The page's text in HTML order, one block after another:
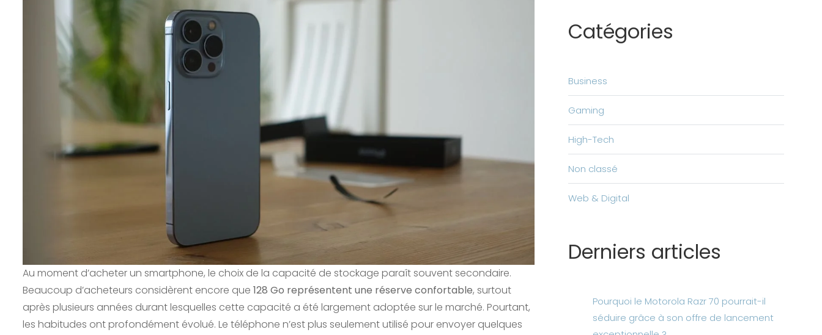
Au moment d’acheter un smartphone, le choix de la capacité de stockage paraît souvent secondaire.
Beaucoup d’acheteurs considèrent encore que 128 Go représentent une réserve confortable, surtout
après plusieurs années durant lesquelles cette capacité a été largement adoptée sur le marché. Pourtant,
les habitudes ont profondément évolué. Le téléphone n’est plus seulement utilisé pour envoyer quelques
Catégories
Business
Gaming
High-Tech
Non classé
Web & Digital
Derniers articles
Pourquoi le Motorola Razr 70 pourrait-il
séduire grâce à son offre de lancement